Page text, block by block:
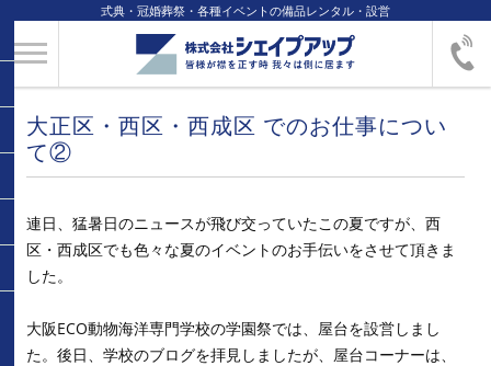
式典・冠婚葬祭・各種イベントの備品レンタル・設営
大正区・西区・西成区 でのお仕事につい
て②
連日、猛暑日のニュースが飛び交っていたこの夏ですが、西
区・西成区でも色々な夏のイベントのお手伝いをさせて頂きま
した。
大阪ECO動物海洋専門学校の学園祭では、屋台を設営しまし
た。後日、学校のブログを拝見しましたが、屋台コーナーは、